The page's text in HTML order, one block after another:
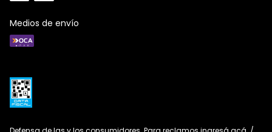
Medios de envío